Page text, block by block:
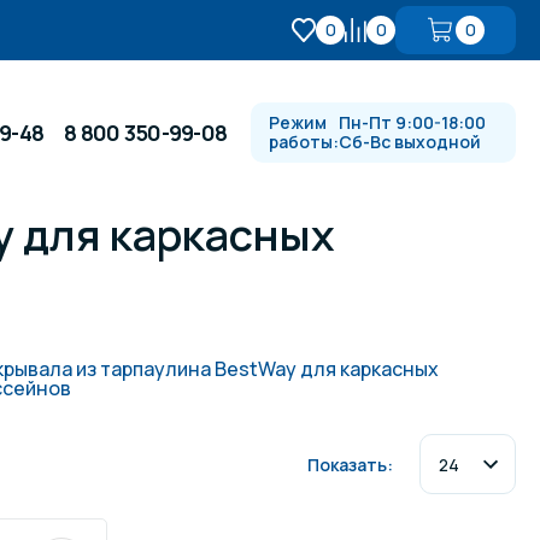
0 0 0
электрооборудование
48 8 800 350-99-08
Режим
работы:
Пн-Пт 9:00-18:00
Сб-Вс выходной
для каркасных
из тарпаулина BestWay для каркасных
Показать: